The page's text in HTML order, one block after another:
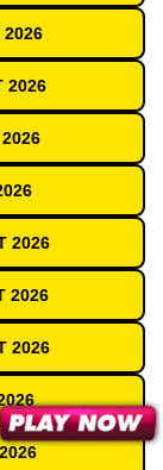
2026
2026
2026
2026
2026